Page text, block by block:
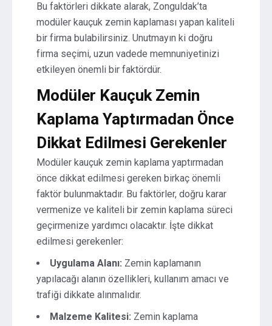
Bu faktörleri dikkate alarak, Zonguldak’ta
modüler kauçuk zemin kaplaması yapan kaliteli
bir firma bulabilirsiniz. Unutmayın ki doğru
firma seçimi, uzun vadede memnuniyetinizi
etkileyen önemli bir faktördür.
Modüler Kauçuk Zemin
Kaplama Yaptırmadan Önce
Dikkat Edilmesi Gerekenler
Modüler kauçuk zemin kaplama yaptırmadan
önce dikkat edilmesi gereken birkaç önemli
faktör bulunmaktadır. Bu faktörler, doğru karar
vermenize ve kaliteli bir zemin kaplama süreci
geçirmenize yardımcı olacaktır. İşte dikkat
edilmesi gerekenler:
Uygulama Alanı: Zemin kaplamanın
yapılacağı alanın özellikleri, kullanım amacı ve
trafiği dikkate alınmalıdır.
Malzeme Kalitesi: Zemin kaplama